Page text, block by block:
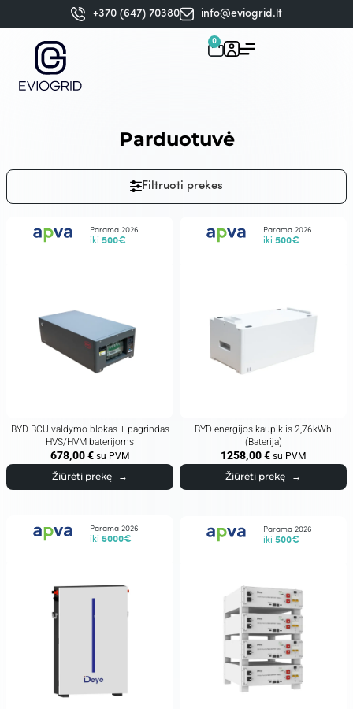
+370 (647) 70380 info@eviogrid.lt
0
Parduotuvė
Filtruoti prekes
Parama 2026
iki 500€
BYD BCU valdymo blokas + pagrindas
HVS/HVM baterijoms
678,00€ su PVM
Žiūrėti prekę →
Parama 2026
iki 500€
BYD energijos kaupiklis 2,76kWh
(Baterija)
1258,00€ su PVM
Žiūrėti prekę →
Parama 2026
iki 5000€
Parama 2026
iki 500€